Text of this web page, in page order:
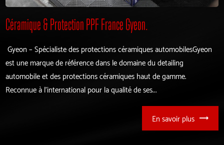
Céramique & Protection PPF France Gyeon.
Gyeon – Spécialiste des protections céramiques automobilesGyeon
est une marque de référence dans le domaine du detailing
automobile et des protections céramiques haut de gamme.
Reconnue à l’international pour la qualité de ses...
En savoir plus